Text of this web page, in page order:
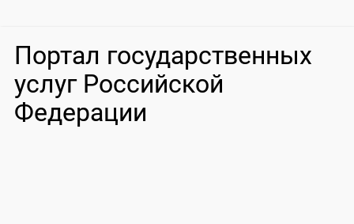
Портал государственных
услуг Российской
Федерации